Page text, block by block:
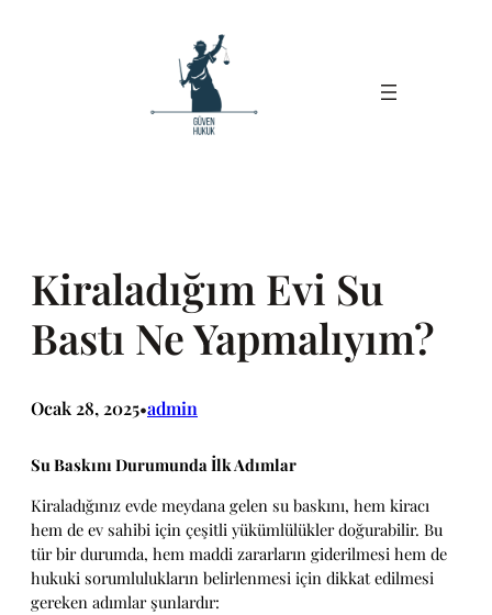
Kiraladığım Evi Su
Bastı Ne Yapmalıyım?
Ocak 28, 2025•admin
Su Baskını Durumunda İlk Adımlar
Kiraladığınız evde meydana gelen su baskını, hem kiracı
hem de ev sahibi için çeşitli yükümlülükler doğurabilir. Bu
tür bir durumda, hem maddi zararların giderilmesi hem de
hukuki sorumlulukların belirlenmesi için dikkat edilmesi
gereken adımlar şunlardır: